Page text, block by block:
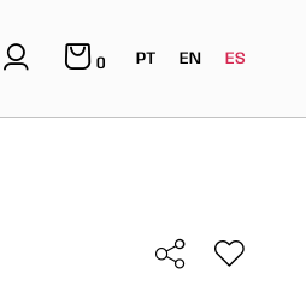
0 PT EN ES